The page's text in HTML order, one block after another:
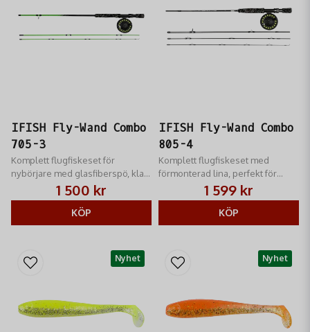
IFISH Fly-Wand Combo
705-3
Komplett flugfiskeset för
nybörjare med glasfiberspö, klar
för användning.1 500 kr
KÖP
IFISH Fly-Wand Combo
805-4
Komplett flugfiskeset med
förmonterad lina, perfekt för
både nybörjare och erfarna
flugfiskare.
1 599 kr
KÖP
Nyhet Nyhet